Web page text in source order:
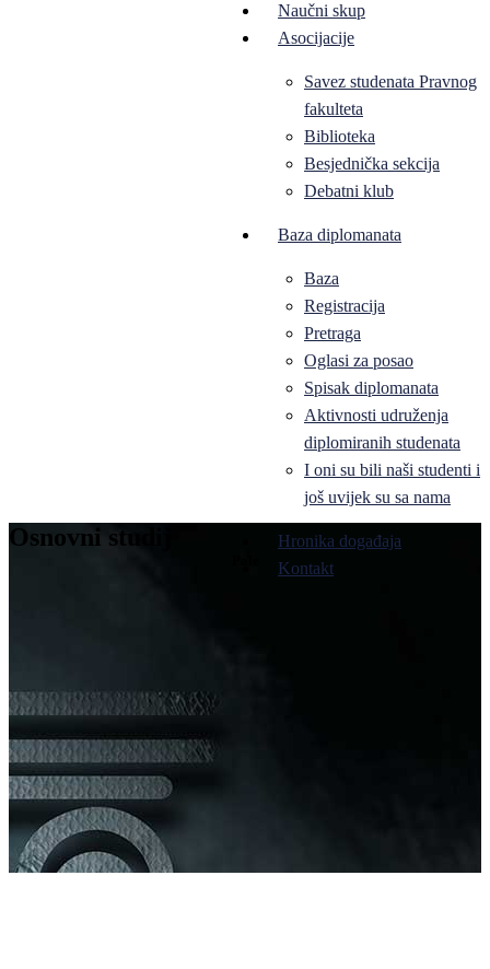
Naučni skup
Asocijacije
Savez studenata Pravnog
fakulteta
Biblioteka
Besjednička sekcija
Debatni klub
Baza diplomanata
Baza
Registracija
Pretraga
Oglasi za posao
Spisak diplomanata
Aktivnosti udruženja
diplomiranih studenata
I oni su bili naši studenti i
još uvijek su sa nama
Hronika događaja
Kontakt
Osnovni studij